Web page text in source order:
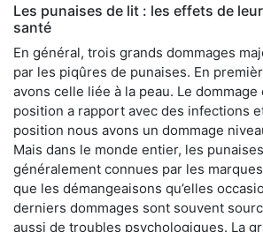
Les punaises de lit : les effets de
santé
En général, trois grands dommages
par les piqûres de punaises. En
avons celle liée à la peau. Le dommage
position a rapport avec des infections
position nous avons un dommage
Mais dans le monde entier, les
généralement connues par les
que les démangeaisons qu’elles
derniers dommages sont souvent
aussi de troubles psychologiques. La